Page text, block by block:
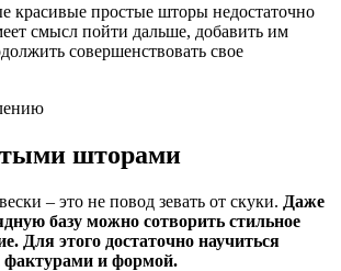
красивые простые шторы недостаточно
смысл пойти дальше, добавить им
совершенствовать свое
шторами
– это не повод зевать от скуки. Даже
базу можно сотворить стильное
Для этого достаточно научиться
фактурами и формой.